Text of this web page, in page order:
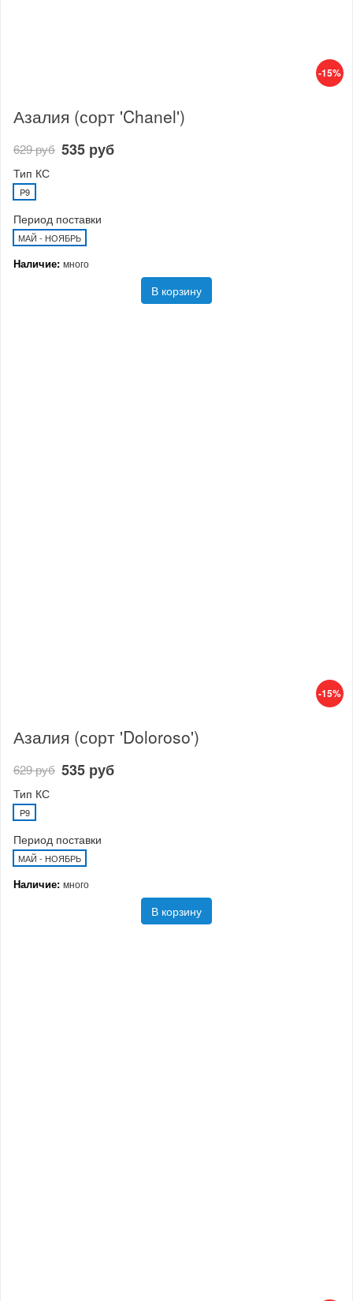
-15%
Азалия (сорт 'Chanel')
629 руб 535 руб
Тип КС
P9
Период поставки
МАЙ - НОЯБРЬ
Наличие: много
В корзину
-15%
Азалия (сорт 'Doloroso')
629 руб 535 руб
Тип КС
P9
Период поставки
МАЙ - НОЯБРЬ
Наличие: много
В корзину